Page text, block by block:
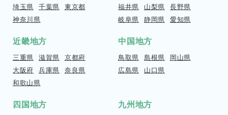
埼玉県 千葉県 東京都
神奈川県
福井県
山梨県 長野県
岐阜県 静岡県 愛知県
近畿地方
三重県 滋賀県 京都府
大阪府 兵庫県 奈良県
和歌山県
中国地方
鳥取県 島根県
岡山県
広島県
山口県
四国地方 九州地方